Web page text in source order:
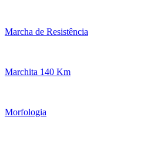
Marcha de Resistência
Marchita 140 Km
Morfologia